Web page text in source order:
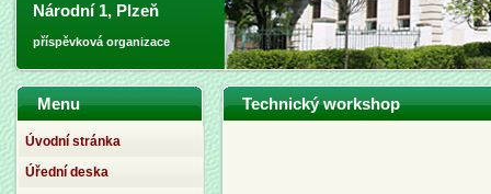
Národní 1, Plzeň
příspěvková organizace
Technický workshop
Menu
Úvodní stránka
Úřední deska